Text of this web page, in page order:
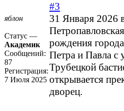
яблон
Статус —
Академик
Сообщений:
87
Регистрация:
7 Июля 2025
#3
31 Января 2026
рождения
Петра и Павла с
Трубецкой
открывается
дворец.